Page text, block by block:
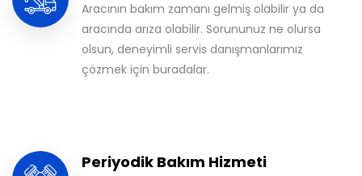
Aracının bakım zamanı gelmiş olabilir ya da
aracında arıza olabilir. Sorununuz ne olursa
olsun, deneyimli servis danışmanlarımız
çözmek için buradalar.
Periyodik Bakım Hizmeti